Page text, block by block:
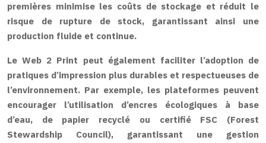
premières minimise les coûts de stockage et réduit le
risque de rupture de stock, garantissant ainsi une
production fluide et continue.
Le Web 2 Print peut également faciliter l’adoption de
pratiques d’impression plus durables et respectueuses de
l’environnement. Par exemple, les plateformes peuvent
encourager l’utilisation d’encres écologiques à base
d’eau, de papier recyclé ou certifié FSC (Forest
Stewardship Council), garantissant une gestion